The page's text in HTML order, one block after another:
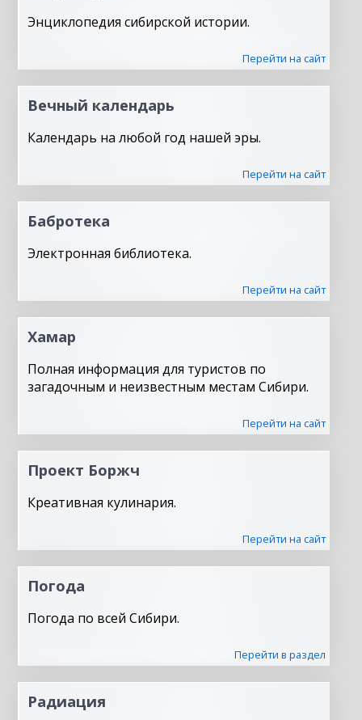
Энциклопедия сибирской истории.
Перейти на сайт
Вечный календарь
Календарь на любой год нашей эры.
Перейти на сайт
Бабротека
Электронная библиотека.
Перейти на сайт
Хамар
Полная информация для туристов по
загадочным и неизвестным местам Сибири.
Перейти на сайт
Проект Боржч
Креативная кулинария.
Перейти на сайт
Погода
Погода по всей Сибири.
Перейти в раздел
Радиация